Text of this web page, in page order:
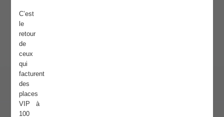
C’est
le
retour
de
ceux
qui
facturent
des
places
VIP à
100